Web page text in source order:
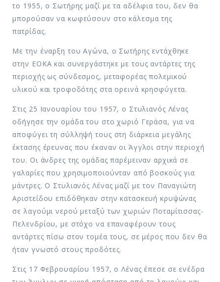
το 1955, ο Σωτήρης μαζί με τα αδέλφια του, δεν θα
μπορούσαν να κωφεύσουν στο κάλεσμα της
πατρίδας.
Με την έναρξη του Αγώνα, ο Σωτήρης εντάχθηκε
στην ΕΟΚΑ και συνεργάστηκε με τους αντάρτες της
περιοχής ως σύνδεσμος, μεταφορέας πολεμικού
υλικού και τροφοδότης στα ορεινά κρησφύγετα.
Στις 25 Ιανουαρίου του 1957, ο Στυλιανός Λένας
οδήγησε την ομάδα του στο χωριό Γεράσα, για να
αποφύγει τη σύλληψή τους στη διάρκεια μεγάλης
έκτασης έρευνας που έκαναν οι Άγγλοι στην περιοχή
του. Οι άνδρες της ομάδας παρέμειναν αρχικά σε
γαλαρίες που χρησιμοποιούνταν από βοσκούς για
μάντρες. Ο Στυλιανός Λένας μαζί με τον Παναγιώτη
Αριστείδου επιδόθηκαν στην κατασκευή κρυψώνας
σε λαγούμι νερού μεταξύ των χωριών Ποταμίτισσας-
Πελενδρίου, με στόχο να επαναφέρουν τους
αντάρτες πίσω στον τομέα τους, σε μέρος που δεν θα
ήταν γνωστό στους προδότες.
Στις 17 Φεβρουαρίου 1957, ο Λένας έπεσε σε ενέδρα